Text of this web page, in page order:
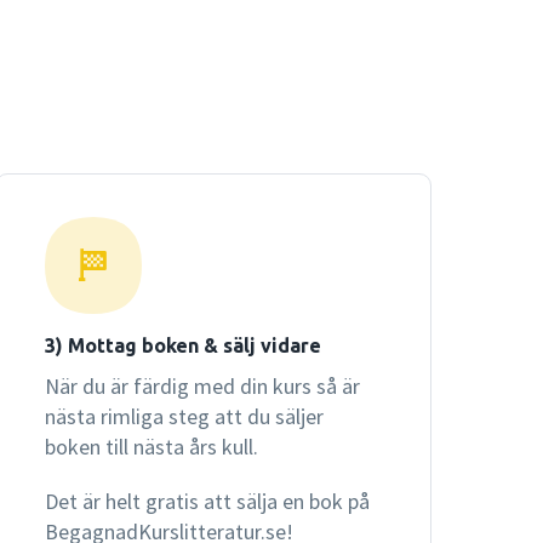
3) Mottag boken & sälj vidare
När du är färdig med din kurs så är
nästa rimliga steg att du säljer
boken till nästa års kull.
Det är helt gratis att sälja en bok på
BegagnadKurslitteratur.se!